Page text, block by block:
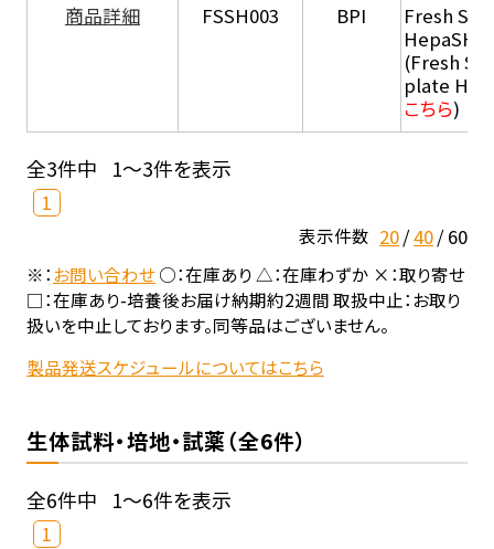
商品詳細
FSSH003 BPI
Fresh
HepaSH®
(Fresh
plate
こちら)
全3件中 1～3件を表示
1
表示件数 20 40 60
※：お問い合わせ○：在庫あり △：在庫わずか ×：取り寄せ
□：在庫あり-培養後お届け納期約2週間 取扱中止：お取り
扱いを中止しております。同等品はございません。
製品発送スケジュールについてはこちら
生体試料・培地・試薬（全6件）
全6件中 1～6件を表示
1